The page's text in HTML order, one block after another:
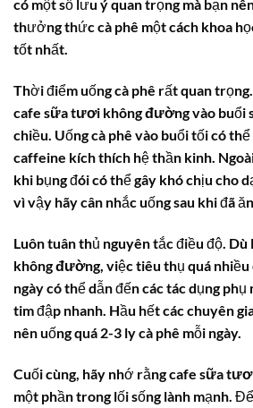
có một số lưu ý quan trọng mà bạn
thưởng thức cà phê một cách khoa
tốt nhất.
Thời điểm uống cà phê rất quan
cafe sữa tươi không đườngvào buổi
chiều. Uống cà phê vào buổi tối có
caffeine kích thích hệ thần kinh.
khi bụng đói có thể gây khó chịu cho
vì vậy hãy cân nhắc uống sau khi đã
Luôn tuân thủ nguyên tắc điều độ. Dù
không đường, việc tiêu thụ quá
ngày có thể dẫn đến các tác dụng
tim đập nhanh. Hầu hết các chuyên
nên uống quá 2-3 ly cà phê mỗi ngày.
Cuối cùng, hãy nhớ rằngcafe sữa
một phần trong lối sống lành mạnh.